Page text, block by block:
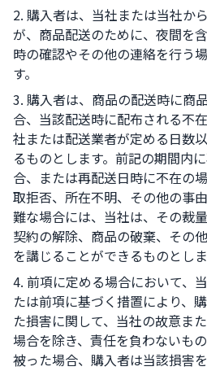
2. 購入者は、当社または当社か
が、商品配送のために、夜間を
時の確認やその他の連絡を行う
す。
3. 購入者は、商品の配送時に商
合、当該配送時に配布される不
社または配送業者が定める日数
るものとします。前記の期間内
合、または再配送日時に不在の
取拒否、所在不明、その他の事
難な場合には、当社は、その裁
契約の解除、商品の破棄、その
を講じることができるものとしま
4. 前項に定める場合において、
たは前項に基づく措置により、
た損害に関して、当社の故意ま
場合を除き、責任を負わないも
被った場合、購入者は当該損害